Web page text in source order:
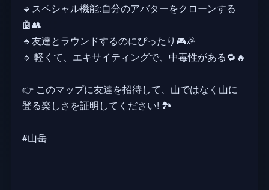
🔹スペシャル機能:自分のアバターをクローンする
🤖👥
🔹友達とラウンドするのにぴったり🎮🎉
🔹 軽くて、エキサイティングで、中毒性がある🔁🔥
👉 このマップに友達を招待して、山ではなく山に
登る楽しさを証明してください! 🏞️
#山岳